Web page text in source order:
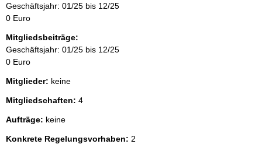
Geschäftsjahr: 01/25 bis 12/25
0 Euro
Mitgliedsbeiträge:
Geschäftsjahr: 01/25 bis 12/25
0 Euro
Mitglieder: keine
Mitgliedschaften: 4
Aufträge: keine
Konkrete Regelungsvorhaben: 2